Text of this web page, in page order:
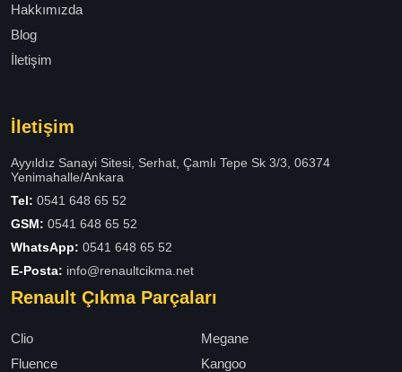
Hakkımızda
Blog
İletişim
İletişim
Ayyıldız Sanayi Sitesi, Serhat, Çamlı Tepe Sk 3/3, 06374
Yenimahalle/Ankara
Tel: 0541 648 65 52
GSM: 0541 648 65 52
WhatsApp: 0541 648 65 52
E-Posta: info@renaultcikma.net
Renault Çıkma Parçaları
Clio
Megane
Fluence
Kangoo